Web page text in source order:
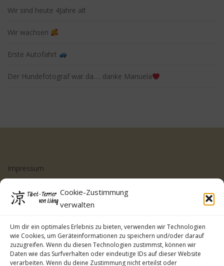
Cookie-Zustimmung
verwalten
Um dir ein optimales Erlebnis zu bieten, verwenden wir Technologien
wie Cookies, um Geräteinformationen zu speichern und/oder darauf
zuzugreifen. Wenn du diesen Technologien zustimmst, können wir
Daten wie das Surfverhalten oder eindeutige IDs auf dieser Website
verarbeiten. Wenn du deine Zustimmung nicht erteilst oder
Wir sind heute 4Jahre alt
Wir wachsen
Erste Autofahrt
Der Hundefotograf war da…. danke Manuela
Impressum
Cookie-Richtlinie (EU)